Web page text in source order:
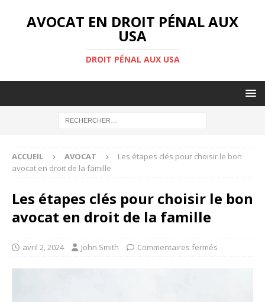
AVOCAT EN DROIT PÉNAL AUX
USA
DROIT PÉNAL AUX USA
ACCUEIL AVOCAT
Les étapes clés pour choisir le bon
avocat en droit de la famille
Les étapes clés pour choisir le bon
avocat en droit de la famille
avril 2, 2024 John Smith Commentaires fermés